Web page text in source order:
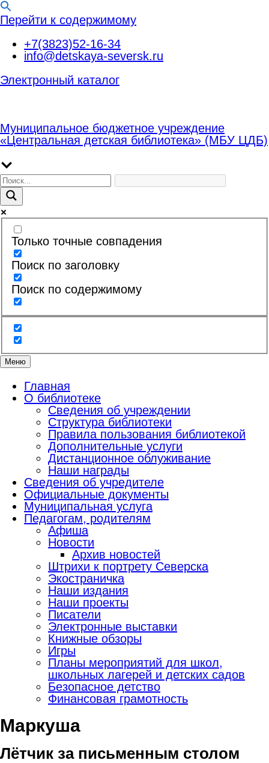
Перейти к содержимому
+7(3823)52-16-34
info@detskaya-seversk.ru
Электронный каталог
Муниципальное бюджетное учреждение
«Центральная детская библиотека» (МБУ ЦДБ)
Только точные совпадения
Поиск по заголовку
Поиск по содержимому
Меню
Главная
О библиотеке
Сведения об учреждении
Структура библиотеки
Правила пользования библиотекой
Дополнительные услуги
Дистанционное облуживание
Наши награды
Сведения об учредителе
Официальные документы
Муниципальная услуга
Педагогам, родителям
Афиша
Новости
Архив новостей
Штрихи к портрету Северска
Экостраничка
Наши издания
Наши проекты
Писатели
Электронные выставки
Книжные обзоры
Игры
Планы мероприятий для школ,
школьных лагерей и детских садов
Безопасное детство
Финансовая грамотность
Маркуша
Лётчик за письменным столом